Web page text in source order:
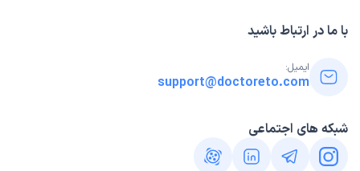
با ما در ارتباط باشید
ایمیل:
support@doctoreto.com
شبکه های اجتماعی